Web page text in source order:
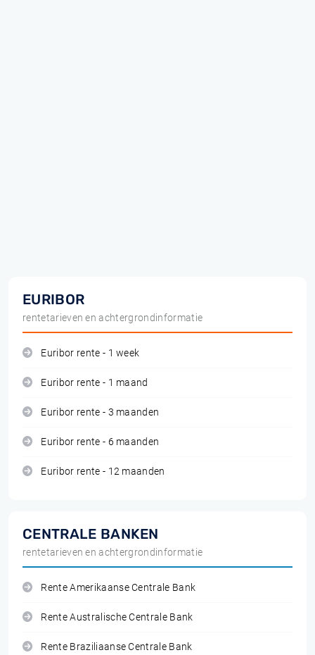
EURIBOR
rentetarieven en achtergrondinformatie
Euribor rente - 1 week
Euribor rente - 1 maand
Euribor rente - 3 maanden
Euribor rente - 6 maanden
Euribor rente - 12 maanden
CENTRALE BANKEN
rentetarieven en achtergrondinformatie
Rente Amerikaanse Centrale Bank
Rente Australische Centrale Bank
Rente Braziliaanse Centrale Bank